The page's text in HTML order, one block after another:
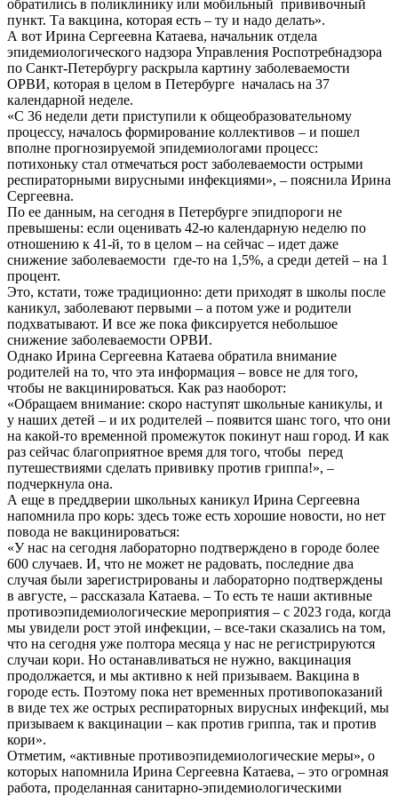
обратились в поликлинику или мобильный прививочный
пункт. Та вакцина, которая есть – ту и надо делать».
А вот Ирина Сергеевна Катаева, начальник отдела
эпидемиологического надзора Управления Роспотребнадзора
по Санкт-Петербургу раскрыла картину заболеваемости
ОРВИ, которая в целом в Петербурге началась на 37
календарной неделе.
«С 36 недели дети приступили к общеобразовательному
процессу, началось формирование коллективов – и пошел
вполне прогнозируемой эпидемиологами процесс:
потихоньку стал отмечаться рост заболеваемости острыми
респираторными вирусными инфекциями», – пояснила Ирина
Сергеевна.
По ее данным, на сегодня в Петербурге эпидпороги не
превышены: если оценивать 42-ю календарную неделю по
отношению к 41-й, то в целом – на сейчас – идет даже
снижение заболеваемости где-то на 1,5%, а среди детей – на 1
процент.
Это, кстати, тоже традиционно: дети приходят в школы после
каникул, заболевают первыми – а потом уже и родители
подхватывают. И все же пока фиксируется небольшое
снижение заболеваемости ОРВИ.
Однако Ирина Сергеевна Катаева обратила внимание
родителей на то, что эта информация – вовсе не для того,
чтобы не вакцинироваться. Как раз наоборот:
«Обращаем внимание: скоро наступят школьные каникулы, и
у наших детей – и их родителей – появится шанс того, что они
на какой-то временной промежуток покинут наш город. И как
раз сейчас благоприятное время для того, чтобы перед
путешествиями сделать прививку против гриппа!», –
подчеркнула она.
А еще в преддверии школьных каникул Ирина Сергеевна
напомнила про корь: здесь тоже есть хорошие новости, но нет
повода не вакцинироваться:
«У нас на сегодня лабораторно подтверждено в городе более
600 случаев. И, что не может не радовать, последние два
случая были зарегистрированы и лабораторно подтверждены
в августе, – рассказала Катаева. – То есть те наши активные
противоэпидемиологические мероприятия – с 2023 года, когда
мы увидели рост этой инфекции, – все-таки сказались на том,
что на сегодня уже полтора месяца у нас не регистрируются
случаи кори. Но останавливаться не нужно, вакцинация
продолжается, и мы активно к ней призываем. Вакцина в
городе есть. Поэтому пока нет временных противопоказаний
в виде тех же острых респираторных вирусных инфекций, мы
призываем к вакцинации – как против гриппа, так и против
кори».
Отметим, «активные противоэпидемиологические меры», о
которых напомнила Ирина Сергеевна Катаева, – это огромная
работа, проделанная санитарно-эпидемиологическими